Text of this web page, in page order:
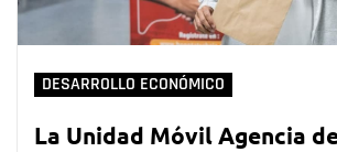
DESARROLLO ECONÓMICO
La Unidad Móvil Agencia